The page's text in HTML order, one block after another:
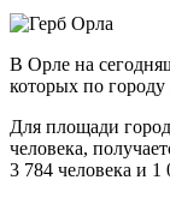
В Орле на
которых по городу
Для площади
человека,
3 784 человека и 1